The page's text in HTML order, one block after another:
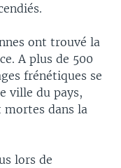
ont trouvé la
A plus de 500
frénétiques se
ville du pays,
mortes dans la
lors de